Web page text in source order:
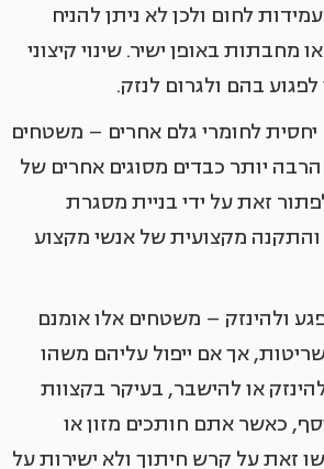
לחום ולכן לא ניתן להניח
מחבתות באופן ישיר. שינוי קיצוני
בהם ולגרום לנזק.
לחומרי גלם אחרים – משטחים
יותר כבדים מסוגים אחרים של
זאת על ידי בניית מסגרת
מקצועית של אנשי מקצוע
ולהינזק – משטחים אלו אומנם
אך אם ייפול עליהם משהו
או להישבר, בעיקר בקצוות
כאשר אתם חותכים מזון או
זאת על קרש חיתוך ולא ישירות על